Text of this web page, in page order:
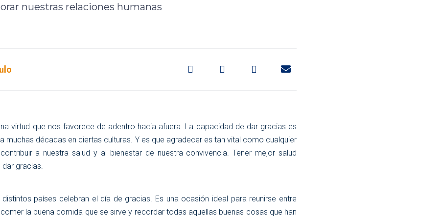
nuestras relaciones humanas
virtud que nos favorece de adentro hacia afuera. La capacidad de dar gracias es
muchas décadas en ciertas culturas. Y es que agradecer es tan vital como cualquier
a nuestra salud y al bienestar de nuestra convivencia. Tener mejor salud
gracias.
países celebran el día de gracias. Es una ocasión ideal para reunirse entre
la buena comida que se sirve y recordar todas aquellas buenas cosas que han